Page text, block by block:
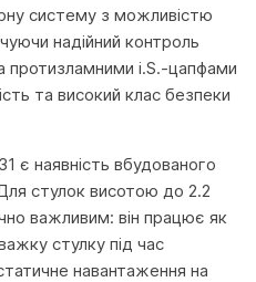
систему з можливістю
надійний контроль
i.S.-цапфами
та високий клас безпеки
є наявність вбудованого
стулок висотою до 2.2
важливим: він працює як
стулку під час
навантаження на